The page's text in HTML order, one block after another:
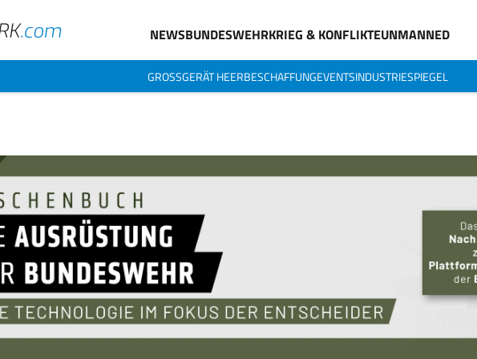
NEWSBUNDESWEHRKRIEG & KONFLIKTEUNMANNED
GROSSGERÄT HEERBESCHAFFUNGEVENTSINDUSTRIESPIEGEL